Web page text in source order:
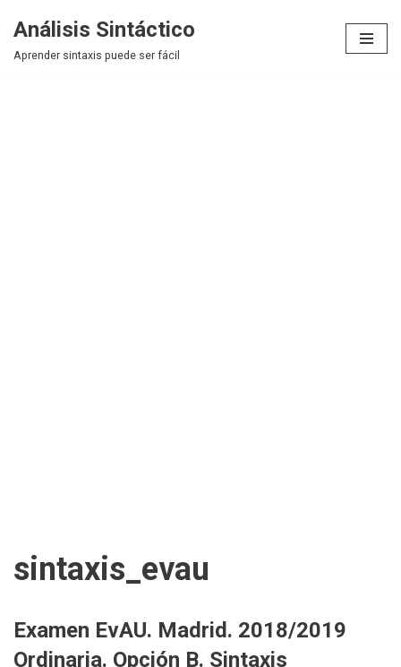
Saltar
Análisis Sintáctico
Aprender sintaxis puede ser fácil
sintaxis_evau
Examen EvAU. Madrid. 2018/2019
Ordinaria. Opción B. Sintaxis